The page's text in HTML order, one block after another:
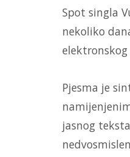
Spot singla
nekoliko
Pjesma je
jasnog